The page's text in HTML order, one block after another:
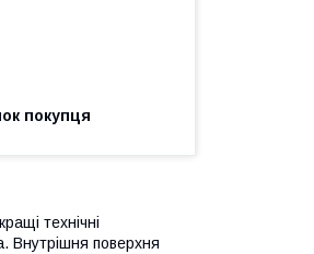
покупця
технічні
Внутрішня поверхня